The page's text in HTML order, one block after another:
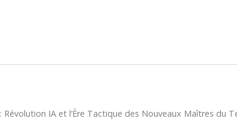
Révolution IA et l’Ère Tactique des Nouveaux Maîtres du